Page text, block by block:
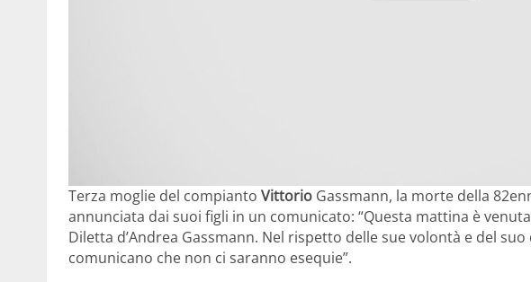
Terza moglie del compianto Vittorio Gassmann, la morte della
annunciata dai suoi figli in un comunicato: “Questa mattina è
Diletta d’Andrea Gassmann. Nel rispetto delle sue volontà e del
comunicano che non ci saranno esequie”.